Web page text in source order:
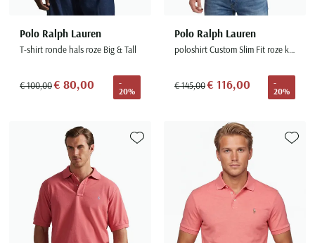
Polo Ralph Lauren
T-shirt ronde hals roze Big & Tall
€ 100,00€ 80,00
-
20%
Polo Ralph Lauren
poloshirt Custom Slim Fit roze katoen
€ 145,00€ 116,00
-
20%
Toevoegen aan favorieten